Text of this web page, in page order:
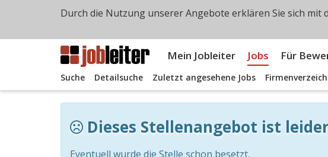
Mein Jobleiter Jobs Für
Suche Detailsuche Zuletzt angesehene Jobs
Dieses Stellenangebot ist
Eventuell wurde die Stelle schon besetzt.
Durch die Nutzung unserer Angebote erklären Sie sich mit